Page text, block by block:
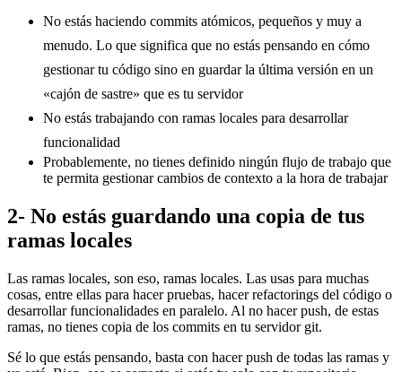
No estás haciendo commits atómicos, pequeños y muy a
menudo. Lo que significa que no estás pensando en cómo
gestionar tu código sino en guardar la última versión en un
«cajón de sastre» que es tu servidor
No estás trabajando con ramas locales para desarrollar
funcionalidad
Probablemente, no tienes definido ningún flujo de trabajo que
te permita gestionar cambios de contexto a la hora de trabajar
2- No estás guardando una copia de tus
ramas locales
Las ramas locales, son eso, ramas locales. Las usas para muchas
cosas, entre ellas para hacer pruebas, hacer refactorings del código o
desarrollar funcionalidades en paralelo. Al no hacer push, de estas
ramas, no tienes copia de los commits en tu servidor git.
Sé lo que estás pensando, basta con hacer push de todas las ramas y